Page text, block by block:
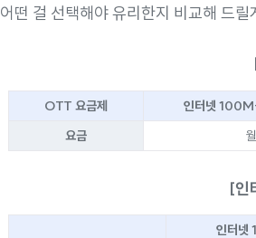
어떤 걸 선택해야 유리한지 비교해 드릴
OTT 요금제 인터넷
요금
[인
인터넷